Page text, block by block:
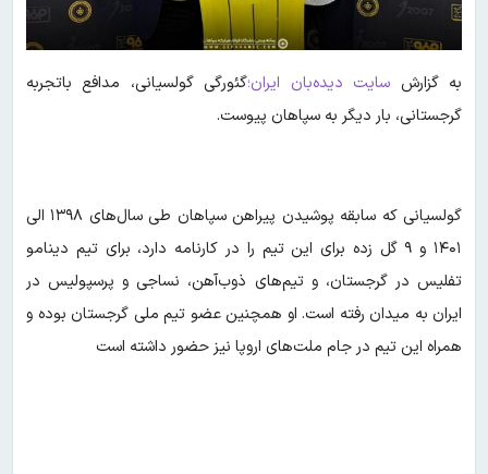
به گزارش سایت دیده‌بان ایران؛گئورگی گولسیانی، مدافع باتجربه
گرجستانی، بار دیگر به سپاهان پیوست.
گولسیانی که سابقه پوشیدن پیراهن سپاهان طی سال‌های ۱۳۹۸ الی
۱۴۰۱ و ۹ گل زده برای این تیم را در کارنامه دارد، برای تیم‌ دینامو
تفلیس در گرجستان، و تیم‌های ذوب‌آهن، نساجی و پرسپولیس در
ایران به میدان رفته است. او همچنین عضو تیم ملی گرجستان بوده و
همراه این تیم در جام ملت‌های اروپا نیز حضور داشته است